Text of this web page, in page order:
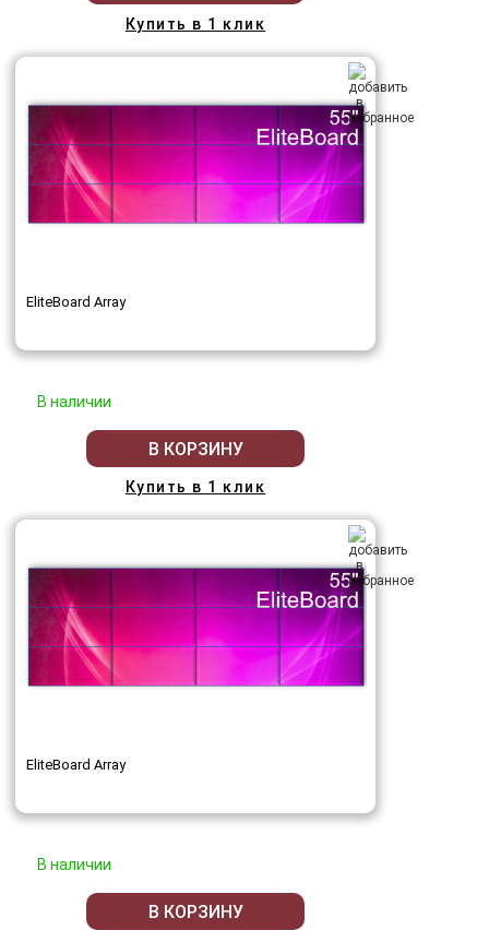
Купить в 1 клик
EliteBoard Array
В наличии
В КОРЗИНУ
Купить в 1 клик
EliteBoard Array
В наличии
В КОРЗИНУ